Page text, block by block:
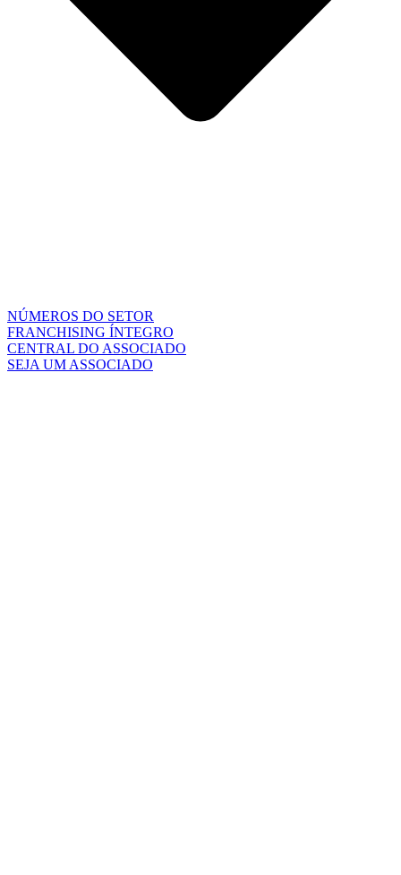
NÚMEROS DO SETOR
FRANCHISING ÍNTEGRO
CENTRAL DO ASSOCIADO
SEJA UM ASSOCIADO